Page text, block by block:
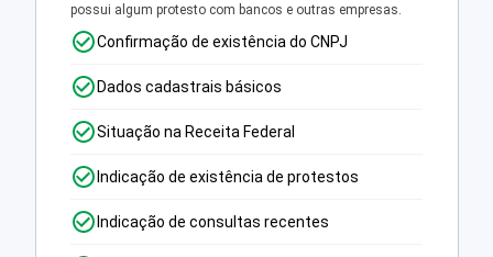
possui algum protesto com bancos e outras empresas.
Confirmação de existência do CNPJ
Dados cadastrais básicos
Situação na Receita Federal
Indicação de existência de protestos
Indicação de consultas recentes